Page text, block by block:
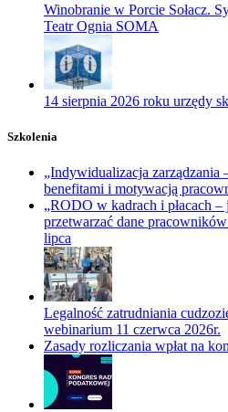
Winobranie w Porcie Sołacz.
Teatr Ognia SOMA
14 sierpnia 2026 roku urzędy
Szkolenia
„Indywidualizacja zarządzania
benefitami i motywacją
„RODO w kadrach i płacach
przetwarzać dane
lipca
Legalność zatrudniania
webinarium 11 czerwca 2026r.
Zasady rozliczania wpłat na